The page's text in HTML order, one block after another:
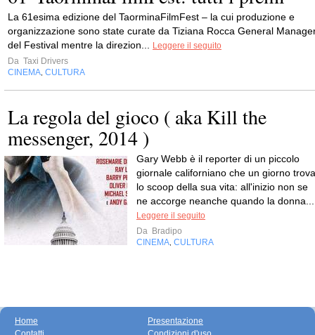
La 61esima edizione del TaorminaFilmFest – la cui produzione e
organizzazione sono state curate da Tiziana Rocca General
del Festival mentre la direzion...
Leggere il seguito
Da Taxi Drivers
CINEMA CULTURA
La regola del gioco ( aka Kill the
messenger, 2014 )
Gary Webb è il reporter di un piccolo
giornale californiano che un giorno trova
lo scoop della sua vita: all'inizio non se
ne accorge neanche quando la donna...
Leggere il seguito
Da Bradipo
CINEMA CULTURA
Home
Presentazione